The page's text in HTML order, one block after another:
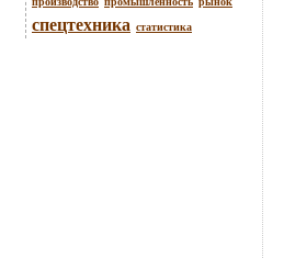
спецтехника статистика